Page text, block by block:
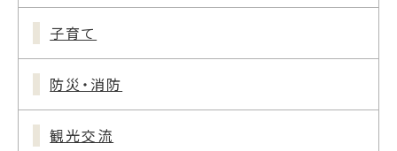
子育て
防災・消防
観光交流